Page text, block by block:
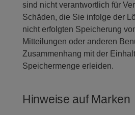
sind nicht verantwortlich für
Schäden, die Sie infolge der
nicht erfolgten Speicherung
Mitteilungen oder anderen
Zusammenhang mit der
Speichermenge erleiden.
Hinweise auf Marken